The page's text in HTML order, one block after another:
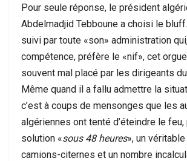
Pour seule réponse, le président
Abdelmadjid Tebboune a choisi le
suivi par toute «son» administration
compétence, préfère le «nif», cet
souvent mal placé par les dirigeants
Même quand il a fallu admettre la
c’est à coups de mensonges que les
algériennes ont tenté d’éteindre le
solution «sous 48 heures», un
camions-citernes et un nombre